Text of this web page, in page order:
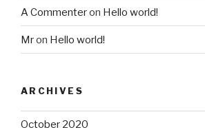
A Commenteron Hello world!
Mron Hello world!
ARCHIVES
October 2020